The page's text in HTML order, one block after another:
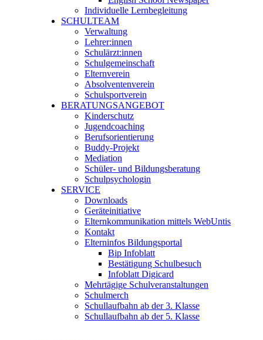
Individuelle Lernbegleitung
SCHULTEAM
Verwaltung
Lehrer:innen
Schulärzt:innen
Schulgemeinschaft
Elternverein
Absolventenverein
Schulsportverein
BERATUNGSANGEBOT
Kinderschutz
Jugendcoaching
Berufsorientierung
Buddy-Projekt
Mediation
Schüler- und Bildungsberatung
Schulpsychologin
SERVICE
Downloads
Geräteinitiative
Elternkommunikation mittels WebUntis
Kontakt
Elterninfos Bildungsportal
Bip Infoblatt
Bestätigung Schulbesuch
Infoblatt Digicard
Mehrtägige Schulveranstaltungen
Schulmerch
Schullaufbahn ab der 3. Klasse
Schullaufbahn ab der 5. Klasse